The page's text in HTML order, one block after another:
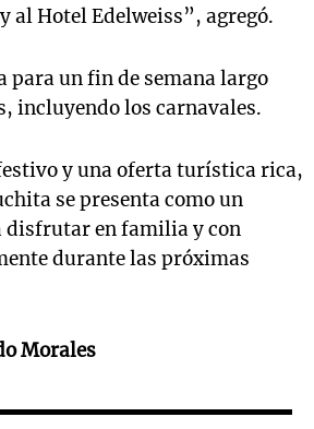
al Hotel Edelweiss”, agregó.
para un fin de semana largo
incluyendo los carnavales.
y una oferta turística rica,
se presenta como un
disfrutar en familia y con
durante las próximas
Morales